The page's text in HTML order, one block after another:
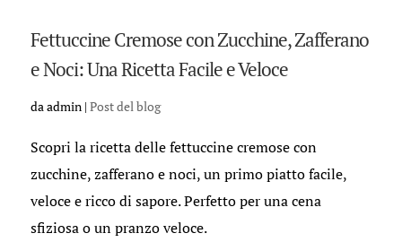
Fettuccine Cremose con Zucchine, Zafferano
e Noci: Una Ricetta Facile e Veloce
daadmin| Post del blog
Scopri la ricetta delle fettuccine cremose con
zucchine, zafferano e noci, un primo piatto facile,
veloce e ricco di sapore. Perfetto per una cena
sfiziosa o un pranzo veloce.